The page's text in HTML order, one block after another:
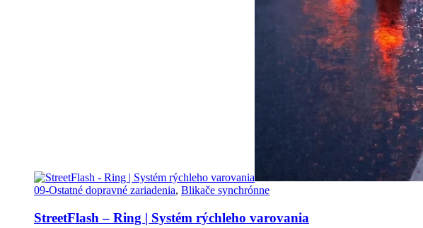
09-Ostatné dopravné zariadenia, Blikače synchrónne
StreetFlash – Ring | Systém rýchleho varovania